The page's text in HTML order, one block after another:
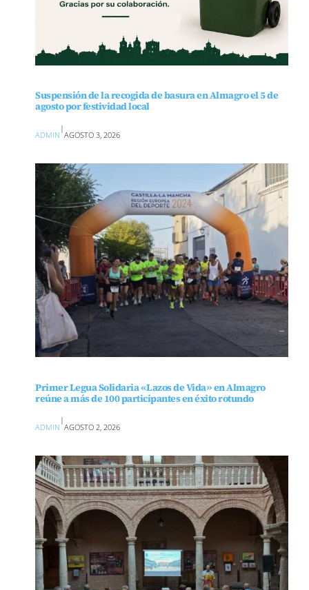
Suspensión de la recogida de basura en Almagro el 5 de
agosto por festividad local
ADMIN
|
AGOSTO 3, 2026
Primer Legua Solidaria «Lazos de Vida» en Almagro
reúne a más de 100 participantes en éxito rotundo
ADMIN
|
AGOSTO 2, 2026